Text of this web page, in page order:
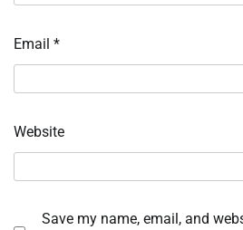
Email *
Website
Save my name, email, and